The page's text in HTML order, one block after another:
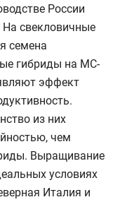
России
свекловичные
семена
гибриды на МС-
эффект
из них
чем
Выращивание
условиях
Италия и